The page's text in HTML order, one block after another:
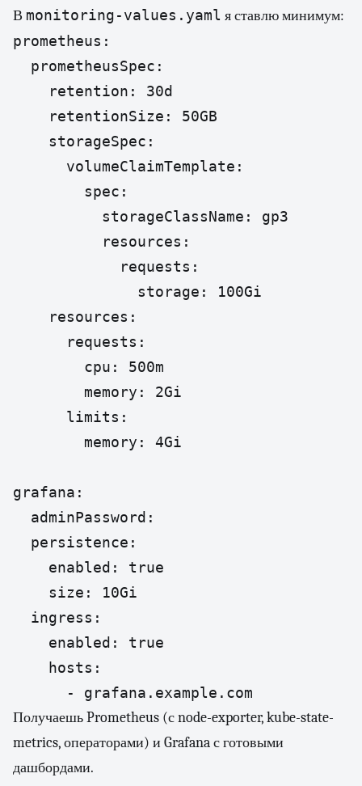
В monitoring-values.yaml я ставлю минимум:
prometheus:
  prometheusSpec:
    retention: 30d
    retentionSize: 50GB
    storageSpec:
      volumeClaimTemplate:
        spec:
          storageClassName: gp3
          resources:
            requests:
              storage: 100Gi
    resources:
      requests:
        cpu: 500m
        memory: 2Gi
      limits:
        memory: 4Gi
grafana:
  adminPassword:
  persistence:
    enabled: true
    size: 10Gi
  ingress:
    enabled: true
    hosts:
      - grafana.example.com
Получаешь Prometheus (с node-exporter, kube-state-
metrics, операторами) и Grafana с готовыми
дашбордами.